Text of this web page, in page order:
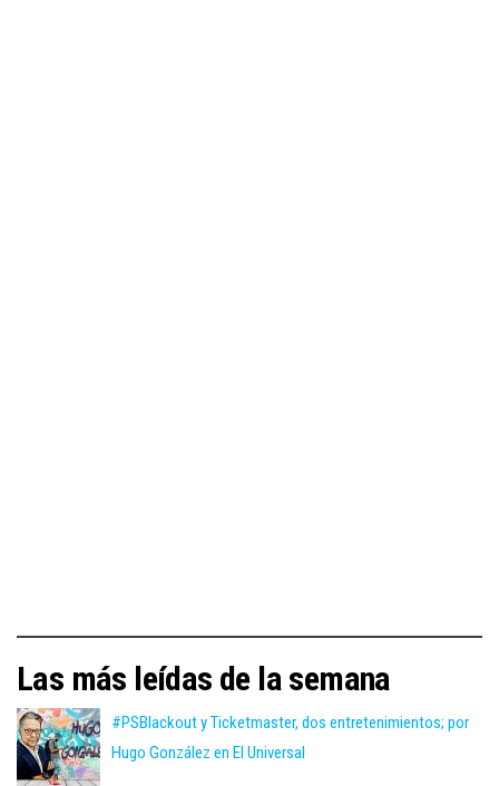
Las más leídas de la semana
#PSBlackout y Ticketmaster, dos entretenimientos; por
Hugo González en El Universal